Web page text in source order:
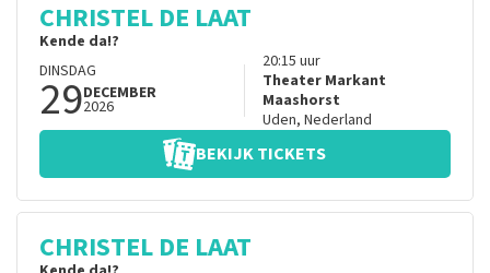
CHRISTEL DE LAAT
Kende da!?
DINSDAG
29DECEMBER
2026
20:15 uur
Theater Markant
Maashorst
Uden, Nederland
BEKIJK TICKETS
CHRISTEL DE LAAT